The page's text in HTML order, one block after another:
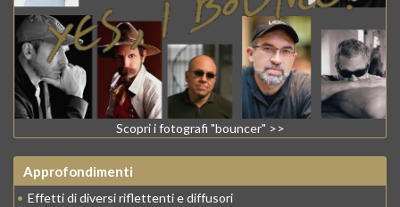
Scopri i fotografi "bouncer" >>
Approfondimenti
• Effetti di diversi riflettenti e diffusori